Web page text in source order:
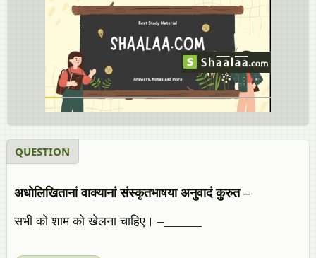
QUESTION
अधोलिखितानां वाक्यानां संस्कृतभाषया अनुवादं कुरुत –
सभी को शाम को खेलना चाहिए। –______